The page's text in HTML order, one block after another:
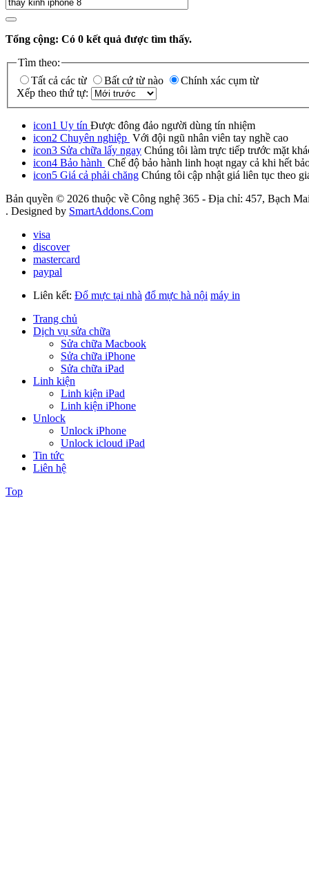
Tổng cộng: Có 0 kết quả được tìm thấy.
Tìm theo:
Tất cả các từ
Bất cứ từ nào
Chính xác cụm từ
Xếp theo thứ tự:
icon1 Uy tín Được đông đảo người dùng tín nhiệm
icon2 Chuyên nghiệp Với đội ngũ nhân viên tay nghề cao
icon3 Sửa chữa lấy ngay Chúng tôi làm trực tiếp trước mặt
icon4 Bảo hành Chế độ bảo hành linh hoạt ngay cả khi hết
icon5 Giá cả phải chăng Chúng tôi cập nhật giá liên tục theo
Bản quyền © 2026 thuộc về Công nghệ 365 - Địa chỉ: 457, Bạch
. Designed by SmartAddons.Com
visa
discover
mastercard
paypal
Liên kết: Đổ mực tại nhà đổ mực hà nội máy in
Trang chủ
Dịch vụ sửa chữa
Sửa chữa Macbook
Sửa chữa iPhone
Sửa chữa iPad
Linh kiện
Linh kiện iPad
Linh kiện iPhone
Unlock
Unlock iPhone
Unlock icloud iPad
Tin tức
Liên hệ
Top